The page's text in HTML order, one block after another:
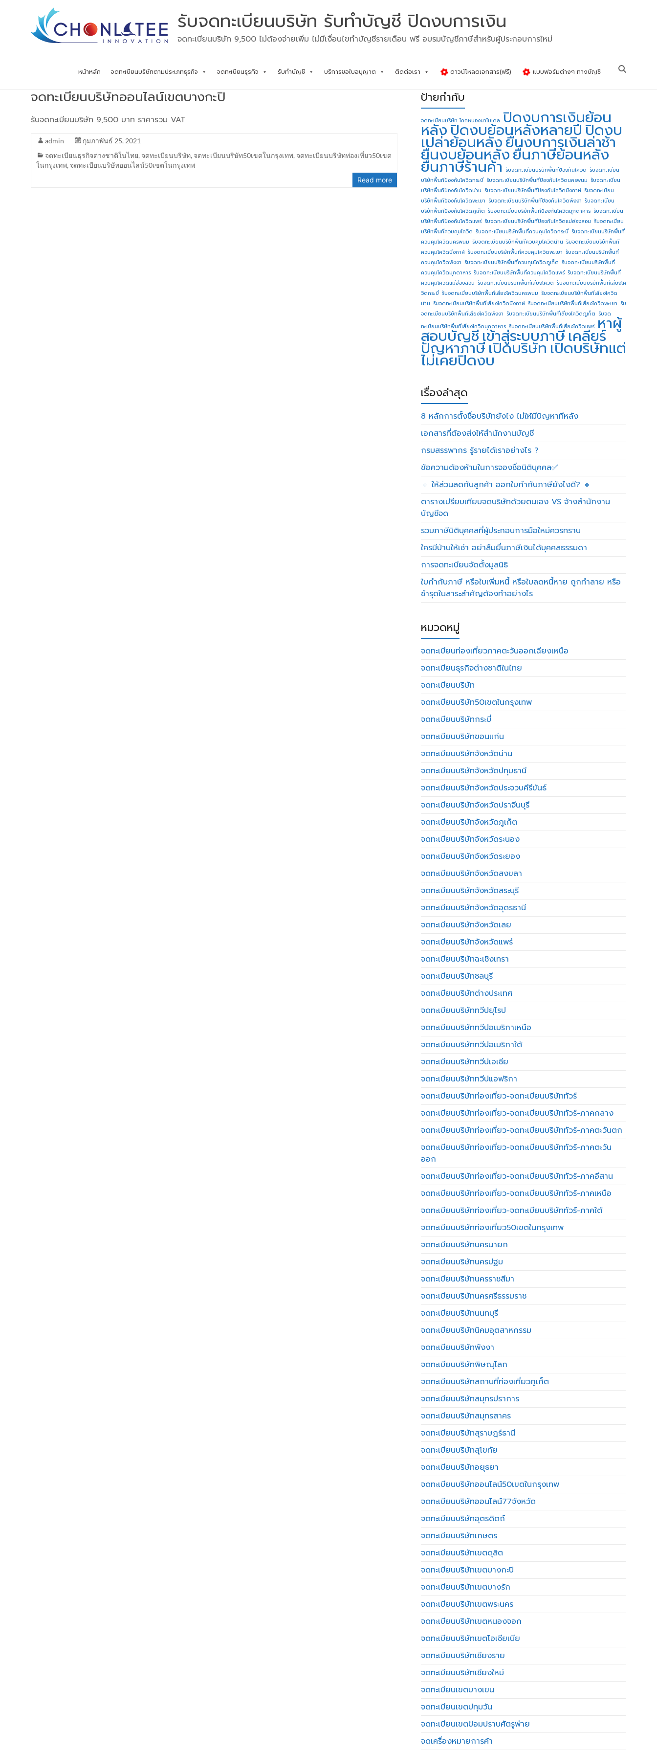
รับจดทะเบียนบริษัท รับทำบัญชี ปิดงบการเงิน
จดทะเบียนบริษัท 9,500 ไม่ต้องจ่ายเพิ่ม ไม่มีเงื่อนไขทำบัญชีรายเดือน ฟรี อบรมบัญชีภาษีสำหรับผู้ประกอบการใหม่
หน้าหลัก จดทะเบียนบริษัทตามประเภทธุรกิจ จดทะเบียนธุรกิจ รับทำบัญชี บริการขอใบอนุญาต ติดต่อเรา ดาวน์โหลดเอกสาร(ฟรี) แบบฟอร์มต่างๆ ทางบัญชี
จดทะเบียนบริษัทออนไลน์เขตบางกะปิ
รับจดทะเบียนบริษัท 9,500 บาท ราคารวม VAT
admin
กุมภาพันธ์ 25, 2021
จดทะเบียนธุรกิจต่างชาติในไทย, จดทะเบียนบริษัท, จดทะเบียนบริษัท50เขตในกรุงเทพ, จดทะเบียนบริษัทท่องเที่ยว50เขต
ในกรุงเทพ, จดทะเบียนบริษัทออนไลน์50เขตในกรุงเทพ
Read more
ป้ายกำกับ
จดทะเบียนบริษัท โคกหนองนาโมเดล ปิดงบการเงินย้อน
หลังปิดงบย้อนหลังหลายปี ปิดงบ
เปล่าย้อนหลังยื่นงบการเงินล่าช้า
ยื่นงบย้อนหลังยื่นภาษีย้อนหลัง
ยื่นภาษีร้านค้า รับจดทะเบียนบริษัทพื้นทีป้องกันโควิด รับจดทะเบียน
บริษัทพื้นทีป้องกันโควิดกระบี่ รับจดทะเบียนบริษัทพื้นทีป้องกันโควิดนครพนม รับจดทะเบียน
บริษัทพื้นทีป้องกันโควิดน่าน รับจดทะเบียนบริษัทพื้นทีป้องกันโควิดบึงกาฬ รับจดทะเบียน
บริษัทพื้นทีป้องกันโควิดพะเยา รับจดทะเบียนบริษัทพื้นทีป้องกันโควิดพังงา รับจดทะเบียน
บริษัทพื้นทีป้องกันโควิดภูเก็ต รับจดทะเบียนบริษัทพื้นทีป้องกันโควิดมุกดาหาร รับจดทะเบียน
บริษัทพื้นทีป้องกันโควิดแพร่ รับจดทะเบียนบริษัทพื้นทีป้องกันโควิดแม่ฮ่องสอน รับจดทะเบียน
บริษัทพื้นที่ควบคุมโควิด รับจดทะเบียนบริษัทพื้นที่ควบคุมโควิดกระบี่ รับจดทะเบียนบริษัทพื้นที่
ควบคุมโควิดนครพนม รับจดทะเบียนบริษัทพื้นที่ควบคุมโควิดน่าน รับจดทะเบียนบริษัทพื้นที่
ควบคุมโควิดบึงกาฬ รับจดทะเบียนบริษัทพื้นที่ควบคุมโควิดพะเยา รับจดทะเบียนบริษัทพื้นที่
ควบคุมโควิดพังงา รับจดทะเบียนบริษัทพื้นที่ควบคุมโควิดภูเก็ต รับจดทะเบียนบริษัทพื้นที่
ควบคุมโควิดมุกดาหาร รับจดทะเบียนบริษัทพื้นที่ควบคุมโควิดแพร่ รับจดทะเบียนบริษัทพื้นที่
ควบคุมโควิดแม่ฮ่องสอน รับจดทะเบียนบริษัทพื้นที่เสี่ยงโควิด รับจดทะเบียนบริษัทพื้นที่เสี่ยงโค
วิดกระบี่ รับจดทะเบียนบริษัทพื้นที่เสี่ยงโควิดนครพนม รับจดทะเบียนบริษัทพื้นที่เสี่ยงโควิด
น่าน รับจดทะเบียนบริษัทพื้นที่เสี่ยงโควิดบึงกาฬ รับจดทะเบียนบริษัทพื้นที่เสี่ยงโควิดพะเยา รับ
จดทะเบียนบริษัทพื้นที่เสี่ยงโควิดพังงา รับจดทะเบียนบริษัทพื้นที่เสี่ยงโควิดภูเก็ต รับจด
ทะเบียนบริษัทพื้นที่เสี่ยงโควิดมุกดาหาร รับจดทะเบียนบริษัทพื้นที่เสี่ยงโควิดแพร่ หาผู้
สอบบัญชี เข้าสู่ระบบภาษี เคลียร์
ปัญหาภาษีเปิดบริษัทเปิดบริษัทแต่
ไม่เคยปิดงบ
เรื่องล่าสุด
8 หลักการตั้งชื่อบริษัทยังไง ไม่ให้มีปัญหาทีหลัง
เอกสารที่ต้องส่งให้สำนักงานบัญชี
กรมสรรพากร รู้รายได้เราอย่างไร ?
ข้อความต้องห้ามในการจองชื่อนิติบุคคล✅
🔸 ให้ส่วนลดกับลูกค้า ออกใบกำกับภาษียังไงดี? 🔸
ตารางเปรียบเทียบจดบริษัทด้วยตนเอง VS จ้างสำนักงาน
บัญชีจด
รวมภาษีนิติบุคคลที่ผู้ประกอบการมือใหม่ควรทราบ
ใครมีบ้านให้เช่า อย่าลืมยื่นภาษีเงินได้บุคคลธรรมดา
การจดทะเบียนจัดตั้งมูลนิธิ
ใบกำกับภาษี หรือใบเพิ่มหนี้ หรือใบลดหนี้หาย ถูกทำลาย หรือ
ชำรุดในสาระสำคัญต้องทำอย่างไร
หมวดหมู่
จดทะเบียนท่องเที่ยวภาคตะวันออกเฉียงเหนือ
จดทะเบียนธุรกิจต่างชาติในไทย
จดทะเบียนบริษัท
จดทะเบียนบริษัท50เขตในกรุงเทพ
จดทะเบียนบริษัทกระบี่
จดทะเบียนบริษัทขอนแก่น
จดทะเบียนบริษัทจังหวัดน่าน
จดทะเบียนบริษัทจังหวัดปทุมธานี
จดทะเบียนบริษัทจังหวัดประจวบคีรีขันธ์
จดทะเบียนบริษัทจังหวัดปราจีนบุรี
จดทะเบียนบริษัทจังหวัดภูเก็ต
จดทะเบียนบริษัทจังหวัดระนอง
จดทะเบียนบริษัทจังหวัดระยอง
จดทะเบียนบริษัทจังหวัดสงขลา
จดทะเบียนบริษัทจังหวัดสระบุรี
จดทะเบียนบริษัทจังหวัดอุดรธานี
จดทะเบียนบริษัทจังหวัดเลย
จดทะเบียนบริษัทจังหวัดแพร่
จดทะเบียนบริษัทฉะเชิงเทรา
จดทะเบียนบริษัทชลบุรี
จดทะเบียนบริษัทต่างประเทศ
จดทะเบียนบริษัททวีปยุโรป
จดทะเบียนบริษัททวีปอเมริกาเหนือ
จดทะเบียนบริษัททวีปอเมริกาใต้
จดทะเบียนบริษัททวีปเอเชีย
จดทะเบียนบริษัททวีปแอฟริกา
จดทะเบียนบริษัทท่องเที่ยว-จดทะเบียนบริษัททัวร์
จดทะเบียนบริษัทท่องเที่ยว-จดทะเบียนบริษัททัวร์-ภาคกลาง
จดทะเบียนบริษัทท่องเที่ยว-จดทะเบียนบริษัททัวร์-ภาคตะวันตก
จดทะเบียนบริษัทท่องเที่ยว-จดทะเบียนบริษัททัวร์-ภาคตะวัน
ออก
จดทะเบียนบริษัทท่องเที่ยว-จดทะเบียนบริษัททัวร์-ภาคอีสาน
จดทะเบียนบริษัทท่องเที่ยว-จดทะเบียนบริษัททัวร์-ภาคเหนือ
จดทะเบียนบริษัทท่องเที่ยว-จดทะเบียนบริษัททัวร์-ภาคใต้
จดทะเบียนบริษัทท่องเที่ยว50เขตในกรุงเทพ
จดทะเบียนบริษัทนครนายก
จดทะเบียนบริษัทนครปฐม
จดทะเบียนบริษัทนครราชสีมา
จดทะเบียนบริษัทนครศรีธรรมราช
จดทะเบียนบริษัทนนทบุรี
จดทะเบียนบริษัทนิคมอุตสาหกรรม
จดทะเบียนบริษัทพังงา
จดทะเบียนบริษัทพิษณุโลก
จดทะเบียนบริษัทสถานที่ท่องเที่ยวภูเก็ต
จดทะเบียนบริษัทสมุทรปราการ
จดทะเบียนบริษัทสมุทรสาคร
จดทะเบียนบริษัทสุราษฎร์ธานี
จดทะเบียนบริษัทสุโขทัย
จดทะเบียนบริษัทอยุธยา
จดทะเบียนบริษัทออนไลน์50เขตในกรุงเทพ
จดทะเบียนบริษัทออนไลน์77จังหวัด
จดทะเบียนบริษัทอุตรดิตถ์
จดทะเบียนบริษัทเกษตร
จดทะเบียนบริษัทเขตดุสิต
จดทะเบียนบริษัทเขตบางกะปิ
จดทะเบียนบริษัทเขตบางรัก
จดทะเบียนบริษัทเขตพระนคร
จดทะเบียนบริษัทเขตหนองจอก
จดทะเบียนบริษัทเขตโอเชียเนีย
จดทะเบียนบริษัทเชียงราย
จดทะเบียนบริษัทเชียงใหม่
จดทะเบียนเขตบางเขน
จดทะเบียนเขตปทุมวัน
จดทะเบียนเขตป้อมปราบศัตรูพ่าย
จดเครื่องหมายการค้า